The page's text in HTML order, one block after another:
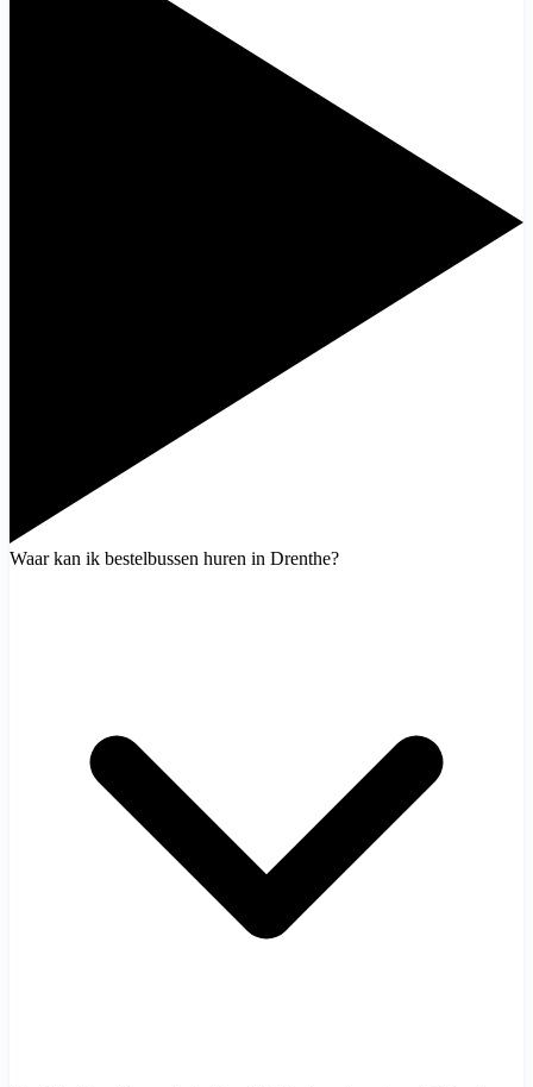
Waar kan ik bestelbussen huren in Drenthe?